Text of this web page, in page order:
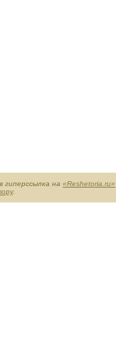
гиперссылка на «Reshetoria.ru»
.